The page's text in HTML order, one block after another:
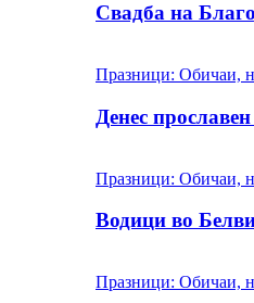
Свадба на
Празници: Обичаи,
Денес
Празници: Обичаи,
Водици во
Празници: Обичаи,